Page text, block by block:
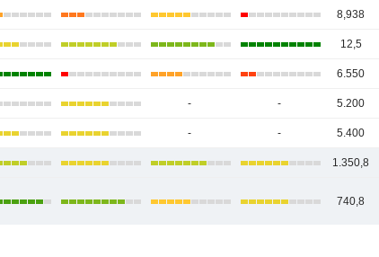
8,938
12,5
6.550
- - 5.200
- - 5.400
1.350,8
740,8